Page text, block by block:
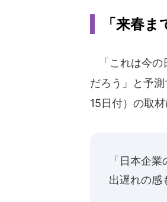
「来春
「これは今の
だろう」と予
15日付）の取材
「日本企
出遅れの感